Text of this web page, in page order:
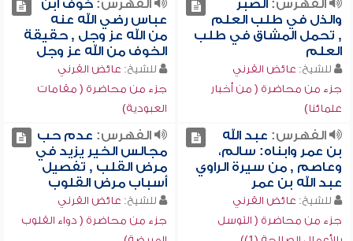
الفهرس: الصبر
والذل في طلب العلم
, تحمل المشاق في طلب
العلم
للشيخ: عائض القرني
جزء من محاضرة ( من أخبار
علمائنا)
الفهرس:خوف ابن
عباس رضي الله عنه
من الله عز وجل , حقيقة
الخوف من الله عز وجل
للشيخ: عائض القرني
جزء من محاضرة ( مقامات
العبودية)
الفهرس: عبد الله
بن عمر وابناه: سالم،
وعاصم , من سيرة الراوي
عبد الله بن عمر
للشيخ: عائض القرني
جزء من محاضرة ( التوسل
الفهرس: عدم حب
مجالس الخير يزيد في
مرض القلب , تفصيل
أسباب مرض القلوب
للشيخ: عائض القرني
جزء من محاضرة ( دواء القلوب